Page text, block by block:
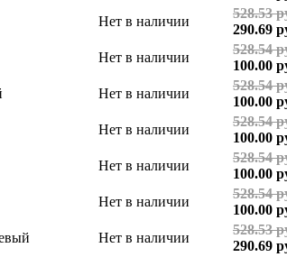
Нет в наличии
528.53
290.69
Нет в наличии
528.54
100.00
Нет в наличии
528.54
100.00
Нет в наличии
528.54
100.00
Нет в наличии
528.54
100.00
Нет в наличии
528.54
100.00
Нет в наличии
528.53
290.69